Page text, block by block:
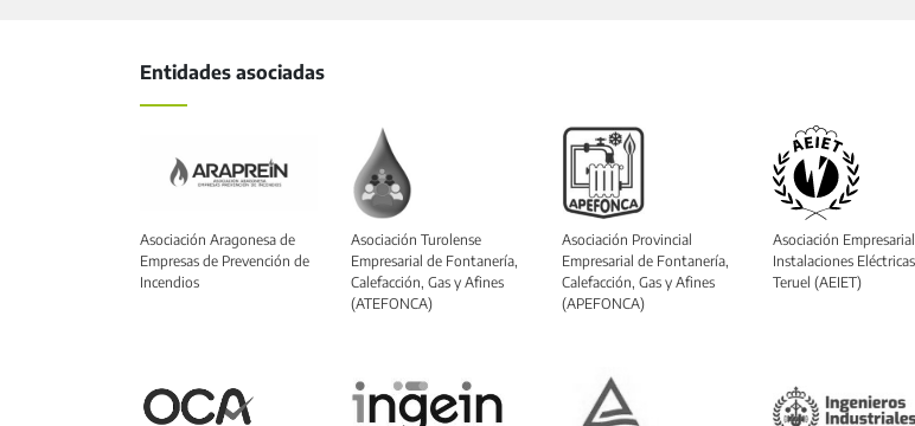
Entidades asociadas
Asociación Aragonesa de
Empresas de Prevención de
Incendios
Asociación Turolense
Empresarial de Fontanería,
Calefacción, Gas y Afines
(ATEFONCA)
Asociación Provincial
Empresarial de Fontanería,
Calefacción, Gas y Afines
(APEFONCA)
Asociación
Instalaciones
Teruel (AEIET)